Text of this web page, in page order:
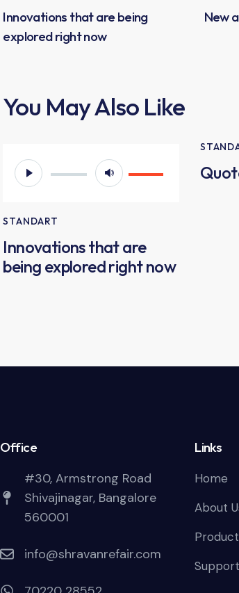
Innovations that are being
explored right now
New
You May Also Like
Audio
Player
to
increase
STANDART
Innovations that are
being explored right now
Office
#30, Armstrong Road
Shivajinagar, Bangalore
560001
info@shravanrefair.com
Links
Home
About
Support